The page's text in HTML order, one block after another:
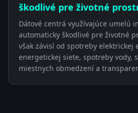
škodlivé pre životné
Dátové centrá využívajúce umelú
automaticky škodlivé pre životné
však závisí od spotreby elektrickej
energetickej siete, spotreby vody,
miestnych obmedzení a